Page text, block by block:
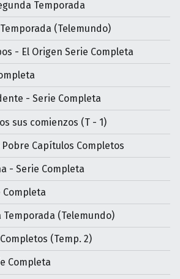
Temporada
(Telemundo)
- El Origen Serie Completa
- Serie Completa
sus comienzos (T - 1)
Pobre Capítulos Completos
- Serie Completa
Temporada (Telemundo)
(Temp. 2)
Completa